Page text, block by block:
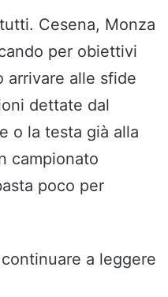
Cesena, Monza
per obiettivi
arrivare alle sfide
dettate dal
o la testa già alla
campionato
poco per
a leggere